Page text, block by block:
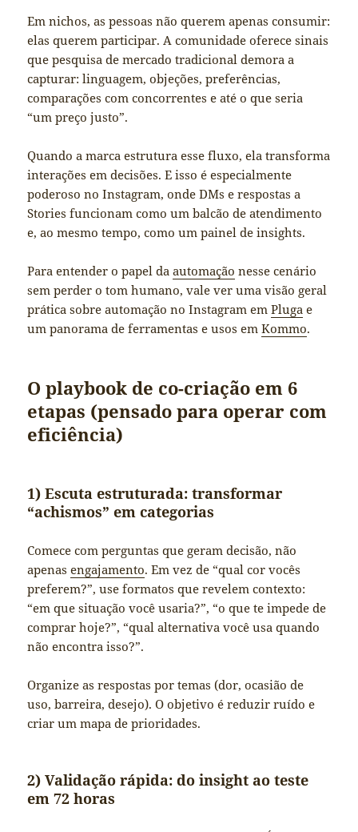
Em nichos, as pessoas não querem apenas consumir:
elas querem participar. A comunidade oferece sinais
que pesquisa de mercado tradicional demora a
capturar: linguagem, objeções, preferências,
comparações com concorrentes e até o que seria
“um preço justo”.
Quando a marca estrutura esse fluxo, ela transforma
interações em decisões. E isso é especialmente
poderoso no Instagram, onde DMs e respostas a
Stories funcionam como um balcão de atendimento
e, ao mesmo tempo, como um painel de insights.
Para entender o papel daautomação nesse cenário
sem perder o tom humano, vale ver uma visão geral
prática sobre automação no Instagram emPluga e
um panorama de ferramentas e usos emKommo.
O playbook de co-criação em 6
etapas (pensado para operar com
eficiência)
1) Escuta estruturada: transformar
“achismos” em categorias
Comece com perguntas que geram decisão, não
apenasengajamento. Em vez de “qual cor vocês
preferem?”, use formatos que revelem contexto:
“em que situação você usaria?”, “o que te impede de
comprar hoje?”, “qual alternativa você usa quando
não encontra isso?”.
Organize as respostas por temas (dor, ocasião de
uso, barreira, desejo). O objetivo é reduzir ruído e
criar um mapa de prioridades.
2) Validação rápida: do insight ao teste
em 72 horas